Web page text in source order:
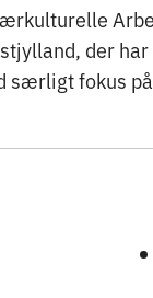
der
særligt fokus